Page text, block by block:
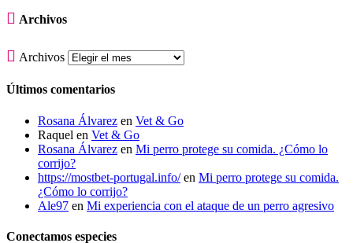
 Archivos
 Archivos
Últimos comentarios
Rosana Álvarez en Vet & Go
Raquel en Vet & Go
Rosana Álvarez en Mi perro protege su comida. ¿Cómo lo
corrijo?
https://mostbet-portugal.info/en Mi perro protege su comida.
¿Cómo lo corrijo?
Ale97 en Mi experiencia con el ataque de un perro agresivo
Conectamos especies